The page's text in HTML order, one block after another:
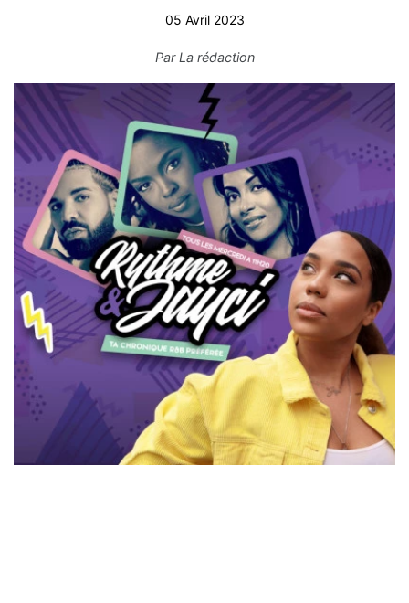
05 Avril 2023
ParLa rédaction